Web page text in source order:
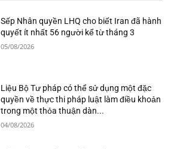
Sếp Nhân quyền LHQ cho biết Iran đã hành
quyết ít nhất 56 người kể từ tháng 3
05/08/2026
Liệu Bộ Tư pháp có thể sử dụng một đặc
quyền về thực thi pháp luật làm điều khoản
trong một thỏa thuận dàn...
04/08/2026